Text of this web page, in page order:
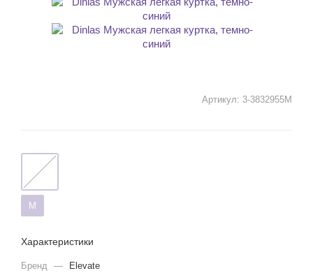
Артикул: 3-3832955M
M
Характеристики
Бренд —
Elevate